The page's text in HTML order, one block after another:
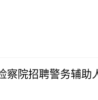
察院招聘警务辅助